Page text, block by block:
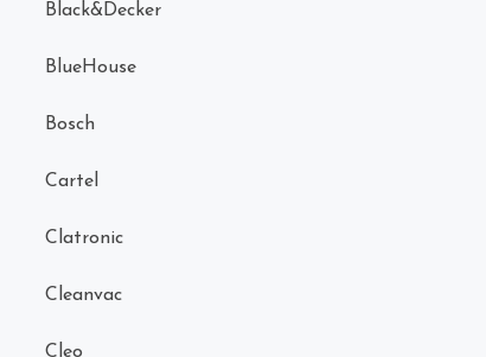
Black&Decker
BlueHouse
Bosch
Cartel
Clatronic
Cleanvac
Cleo